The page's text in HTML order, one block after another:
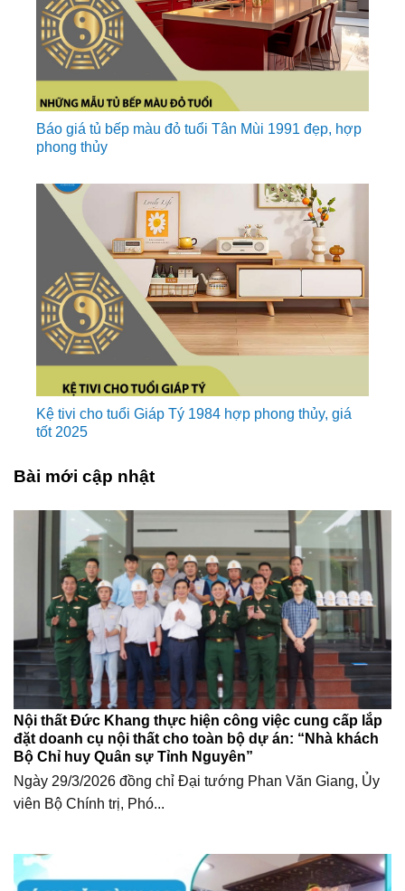
Báo giá tủ bếp màu đỏ tuổi Tân Mùi 1991 đẹp, hợp
phong thủy
Kệ tivi cho tuổi Giáp Tý 1984 hợp phong thủy, giá
tốt 2025
Bài mới cập nhật
Nội thất Đức Khang thực hiện công việc cung cấp lắp
đặt doanh cụ nội thất cho toàn bộ dự án: “Nhà khách
Bộ Chỉ huy Quân sự Tỉnh Nguyên”
Ngày 29/3/2026 đồng chỉ Đại tướng Phan Văn Giang, Ủy
viên Bộ Chính trị, Phó...